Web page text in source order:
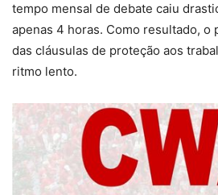
tempo mensal de debate caiu
apenas 4 horas. Como resultado, o
das cláusulas de proteção aos
ritmo lento.